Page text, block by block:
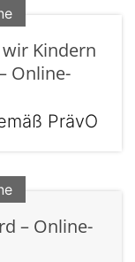
wir Kindern
Online-
PrävO
– Online-